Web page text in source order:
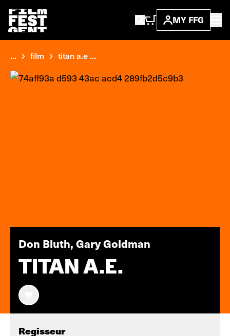
MY FFG
... film titan a.e ...
Don Bluth, Gary Goldman
TITAN A.E.
Regisseur